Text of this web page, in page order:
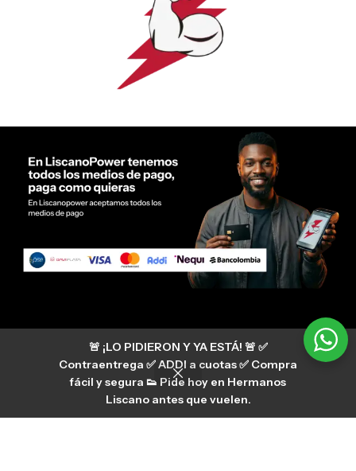
🚨 ¡LO PIDIERON Y YA ESTÁ! 🚨 ✅
Contraentrega ✅ ADDI a cuotas ✅ Compra
fácil y segura 👟 Pide hoy en Hermanos
Liscano antes que vuelen.
Si tienes algún tipo de duda, puedes consultar
nuestro centro de ayuda
hermanosliscano_10 Instagram
Aura
hermanosliscano Tik Tok
Únete a nuestros canales de difusión en
WhatsApp